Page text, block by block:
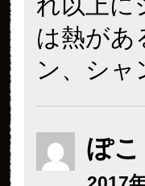
は熱があ
ン、シャ
ぽこ